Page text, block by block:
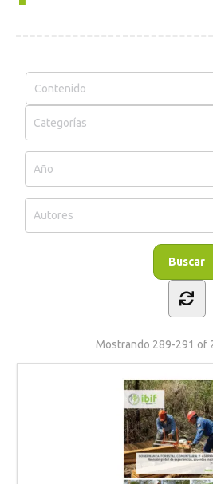
Mostrando 289-291 of